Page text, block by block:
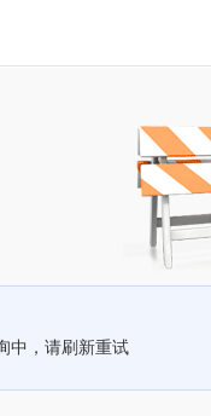
中，请刷新重试